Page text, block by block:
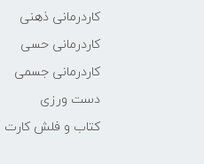
کاردرمانی ذهنی
کاردرمانی حسی
کاردرمانی جسمی
دست ورزی
کتاب و فلش کارت